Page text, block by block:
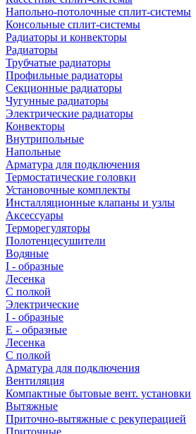
Напольно-потолочные сплит-системы
Консольные сплит-системы
Радиаторы и конвекторы
Радиаторы
Трубчатые радиаторы
Профильные радиаторы
Секционные радиаторы
Чугунные радиаторы
Электрические радиаторы
Конвекторы
Внутрипольные
Напольные
Арматура для подключения
Термостатические головки
Установочные комплекты
Инсталляционные клапаны и узлы
Аксессуары
Терморегуляторы
Полотенцесушители
Водяные
I - образные
Лесенка
С полкой
Электрические
I - образные
E - образные
Лесенка
С полкой
Арматура для подключения
Вентиляция
Компактные бытовые вент. установки
Вытяжные
Приточно-вытяжные с рекуперацией
Приточные